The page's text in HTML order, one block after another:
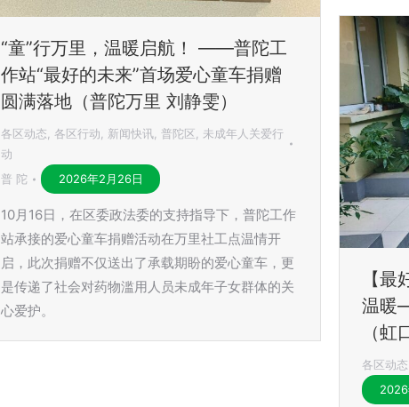
“童”行万里，温暖启航！ ——普陀工
作站“最好的未来”首场爱心童车捐赠
圆满落地（普陀万里 刘静雯）
各区动态 各区行动 新闻快讯 普陀区
未成年人关爱行
动
普 陀
2026年2月26日
10月16日，在区委政法委的支持指导下，普陀工作
站承接的爱心童车捐赠活动在万里社工点温情开
启，此次捐赠不仅送出了承载期盼的爱心童车，更
是传递了社会对药物滥用人员未成年子女群体的关
心爱护。
【
温暖
（虹
各区动态